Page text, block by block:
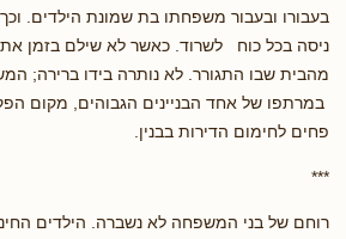
בעבורו ובעבור משפחתו בת שמונת הילדים.
ניסה בכל כוח לשרוד. כאשר לא שילם בזמן
מהבית שבו התגורר. לא נותרה בידו ברירה;
במרתפו של אחד הבניינים הגבוהים, מקום
פחים לחימום הדירות בבנין.
***
רוחם של בני המשפחה לא נשברה. הילדים